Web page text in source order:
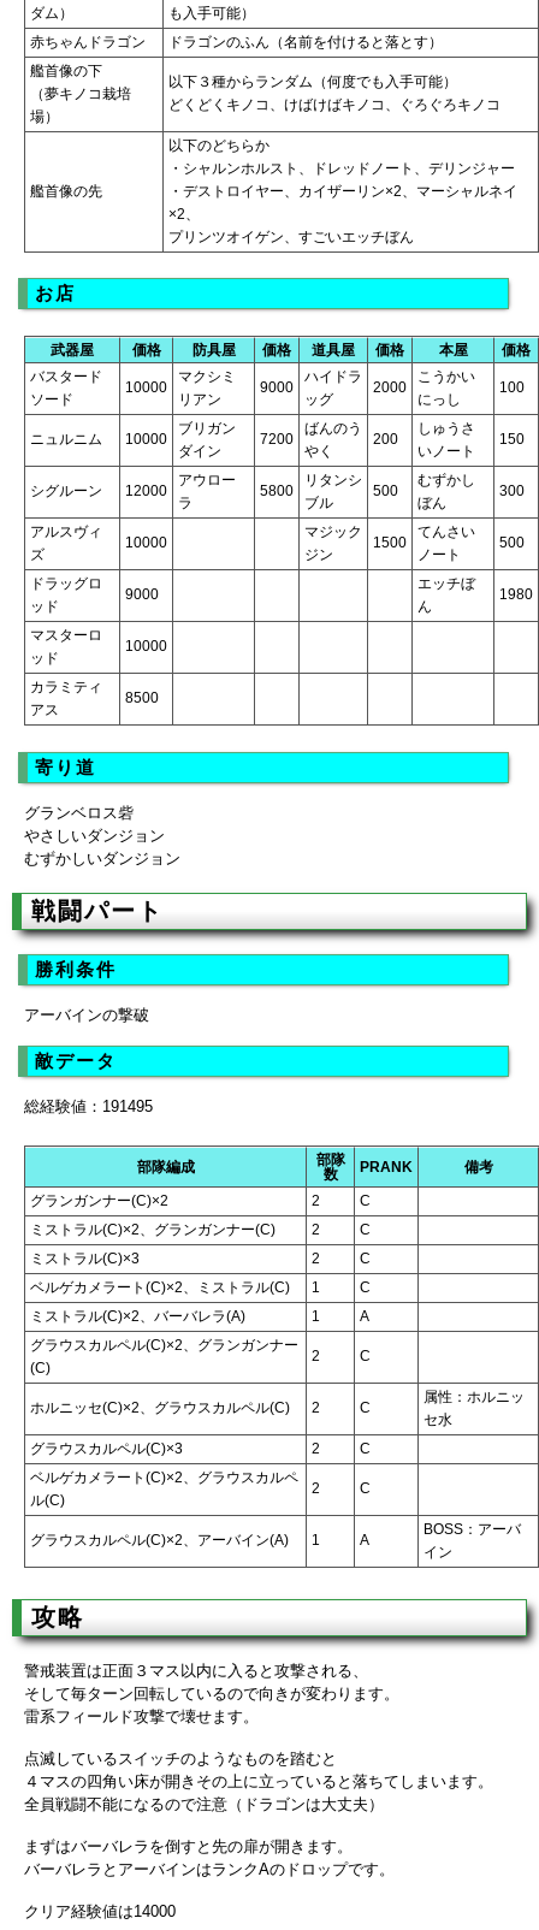
ダム）
も入手可能）
赤ちゃんドラゴン
ドラゴンのふん（名前を付けると落とす）
艦首像の下
（夢キノコ栽培
場）
以下３種からランダム（何度でも入手可能）
どくどくキノコ、けばけばキノコ、ぐろぐろキノコ
艦首像の先
以下のどちらか
・シャルンホルスト、ドレッドノート、デリンジャー
・デストロイヤー、カイザーリン×2、マーシャルネイ
×2、
プリンツオイゲン、すごいエッチぼん
お店
武器屋 価格 防具屋 価格 道具屋 価格 本屋
価格
バスタード
ソード
10000
マクシミ
リアン
9000
ハイドラ
ッグ
2000
こうかい
にっし
100
ニュルニム 10000
ブリガン
ダイン
7200
ばんのう
やく
200
しゅうさ
いノート
150
シグルーン 12000
アウロー
ラ
5800
リタンシ
ブル
500
むずかし
ぼん
300
アルスヴィ
ズ
10000
マジック
ジン
1500
てんさい
ノート
500
ドラッグロ
ッド
9000
エッチぼ
ん
1980
マスターロ
ッド
10000
カラミティ
アス
8500
寄り道
グランベロス砦
やさしいダンジョン
むずかしいダンジョン
戦闘パート
勝利条件
アーバインの撃破
敵データ
総経験値：191495
部隊編成
部隊
数
PRANK
備考
グランガンナー(C)×2
2
C
ミストラル(C)×2、グランガンナー(C)
2
C
ミストラル(C)×3
2
C
ベルゲカメラート(C)×2、ミストラル(C)
1
C
ミストラル(C)×2、バーバレラ(A)
1
A
グラウスカルペル(C)×2、グランガンナー
(C)
2 C
ホルニッセ(C)×2、グラウスカルペル(C) 2 C
属性：ホルニッ
セ水
グラウスカルペル(C)×3
2
C
ベルゲカメラート(C)×2、グラウスカルペ
ル(C)
2 C
グラウスカルペル(C)×2、アーバイン(A) 1 A
BOSS：アーバ
イン
攻略
警戒装置は正面３マス以内に入ると攻撃される、
そして毎ターン回転しているので向きが変わります。
雷系フィールド攻撃で壊せます。
点滅しているスイッチのようなものを踏むと
４マスの四角い床が開きその上に立っていると落ちてしまいます。
全員戦闘不能になるので注意（ドラゴンは大丈夫）
まずはバーバレラを倒すと先の扉が開きます。
バーバレラとアーバインはランクAのドロップです。
クリア経験値は14000